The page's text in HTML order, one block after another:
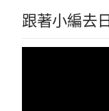
跟著小編去